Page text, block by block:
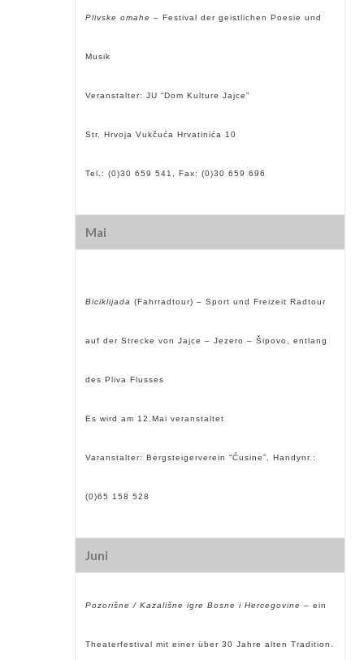
Plivske omahe – Festival der geistlichen Poesie und
Musik
Veranstalter: JU “Dom Kulture Jajce”
Str. Hrvoja Vukčuća Hrvatinića 10
Tel.: (0)30 659 541, Fax: (0)30 659 696
Mai
Biciklijada(Fahrradtour) – Sport und Freizeit Radtour
auf der Strecke von Jajce – Jezero – Šipovo, entlang
des Pliva Flusses
Es wird am 12.Mai veranstaltet
Varanstalter: Bergsteigerverein “Ćusine”, Handynr.:
(0)65 158 528
Juni
Pozorišne / Kazališne igre Bosne i Hercegovine –ein
Theaterfestival mit einerüber 30 Jahre alten Tradition.